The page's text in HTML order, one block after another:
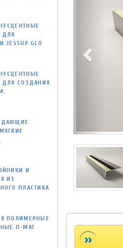
ДЛЯ
GLO
ДЛЯ СОЗДАНИЯ
И
ИЗ
ПЛАСТИКА
ПОЛИМЕРНЫЕ
П-МАТ